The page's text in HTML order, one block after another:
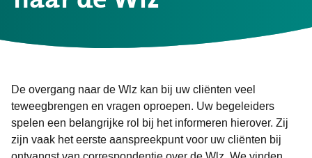
De overgang naar de Wlz kan bij uw cliënten veel
teweegbrengen en vragen oproepen. Uw begeleiders
spelen een belangrijke rol bij het informeren hierover. Zij
zijn vaak het eerste aanspreekpunt voor uw cliënten bij